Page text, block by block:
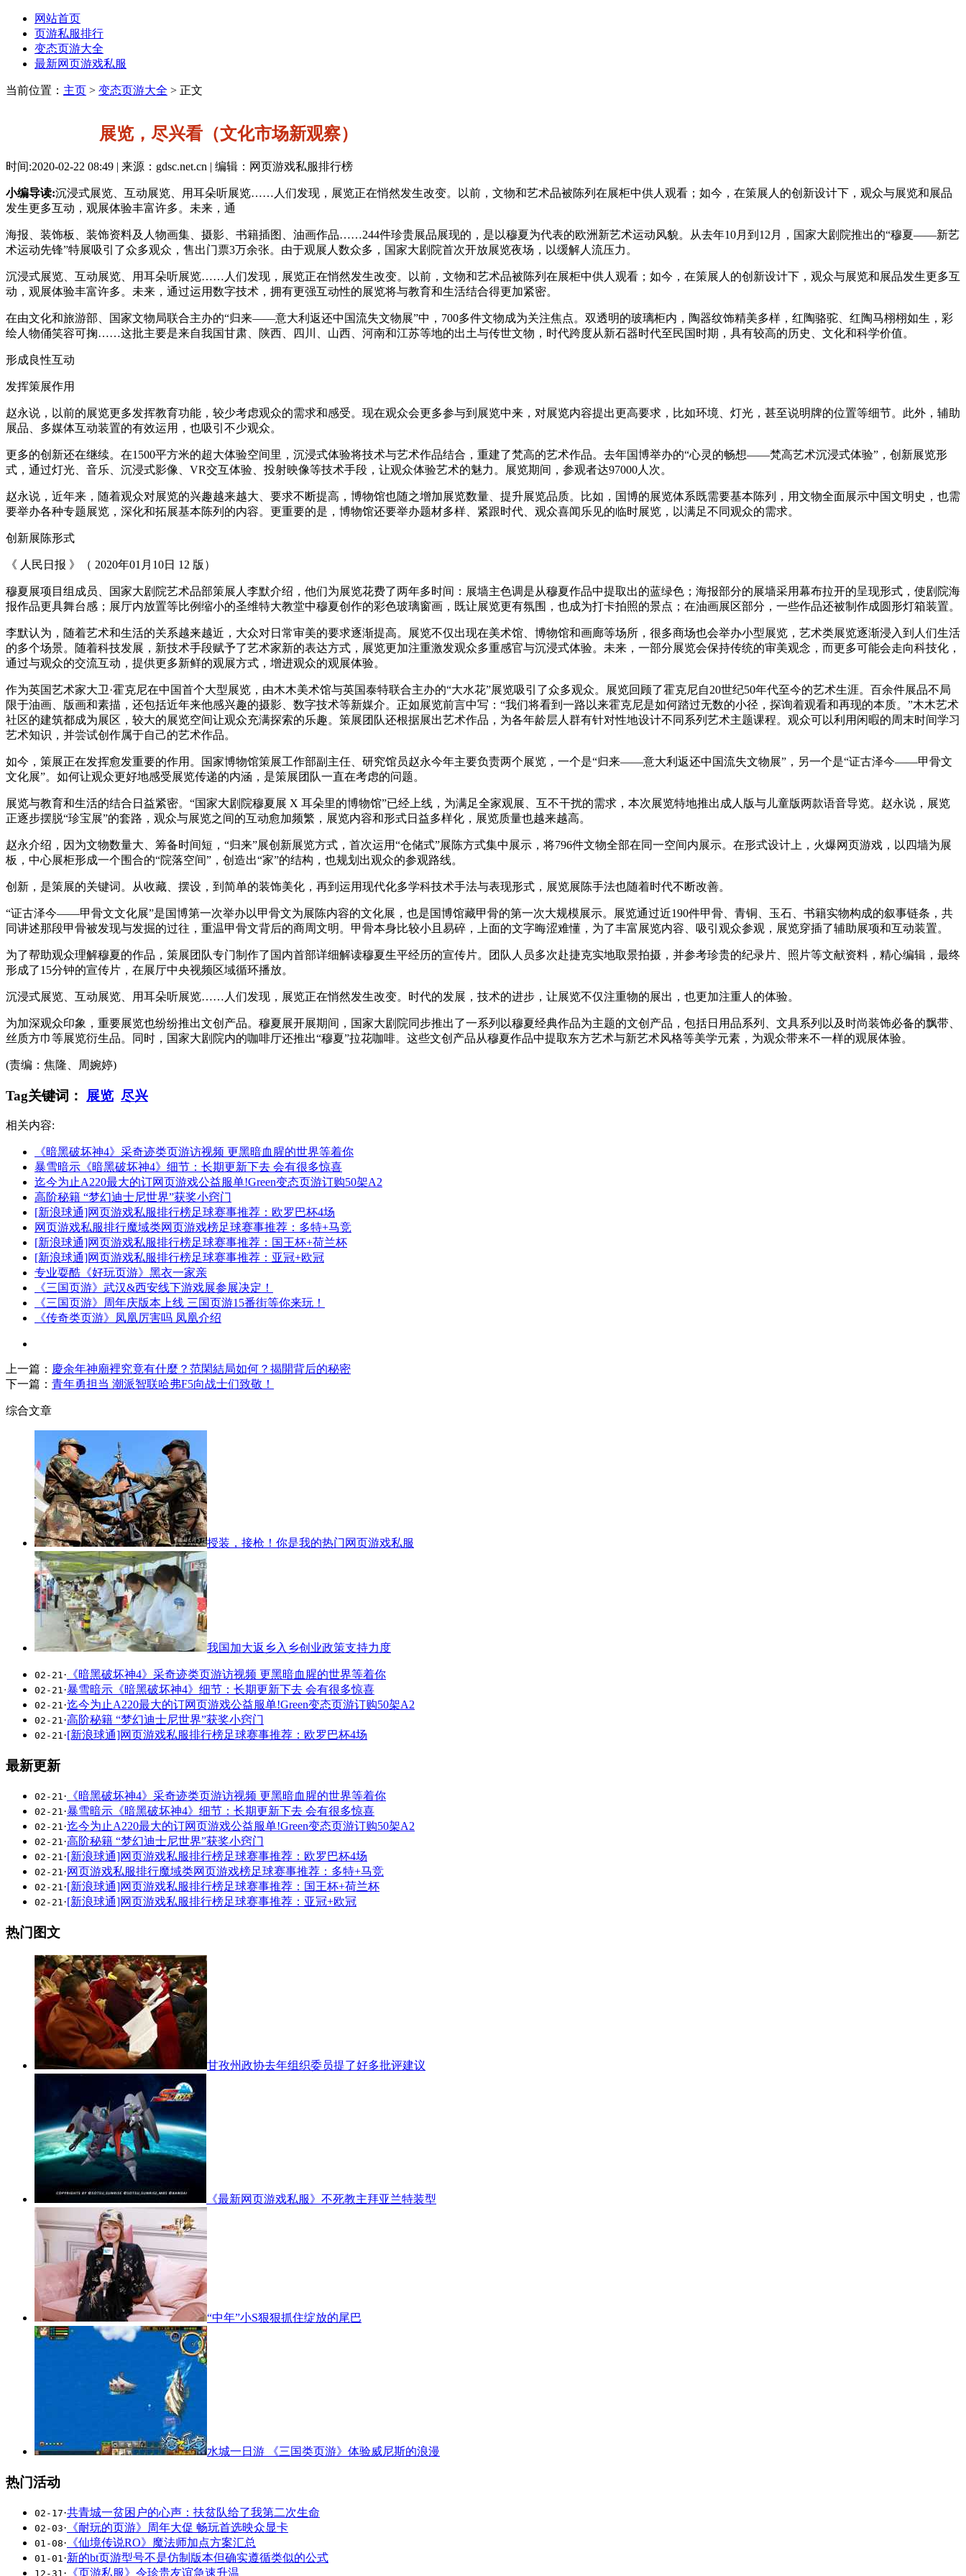
网站首页
页游私服排行
变态页游大全
最新网页游戏私服
当前位置： 主页 > 变态页游大全 > 正文
展览，尽兴看（文化市场新观察）
时间:2020-02-22 08:49 | 来源：gdsc.net.cn | 编辑：网页游戏私服排行榜
小编导读:沉浸式展览、互动展览、用耳朵听展览……人们发现，展览正在悄然发生改变。以前，文物和艺术品被陈列在展柜中供人观看；如今，在策展人的创新设计下，观众与展览和展品
发生更多互动，观展体验丰富许多。未来，通
海报、装饰板、装饰资料及人物画集、摄影、书籍插图、油画作品……244件珍贵展品展现的，是以穆夏为代表的欧洲新艺术运动风貌。从去年10月到12月，国家大剧院推出的“穆夏——新艺
术运动先锋”特展吸引了众多观众，售出门票3万余张。由于观展人数众多，国家大剧院首次开放展览夜场，以缓解人流压力。
沉浸式展览、互动展览、用耳朵听展览……人们发现，展览正在悄然发生改变。以前，文物和艺术品被陈列在展柜中供人观看；如今，在策展人的创新设计下，观众与展览和展品发生更多互
动，观展体验丰富许多。未来，通过运用数字技术，拥有更强互动性的展览将与教育和生活结合得更加紧密。
在由文化和旅游部、国家文物局联合主办的“归来——意大利返还中国流失文物展”中，700多件文物成为关注焦点。双透明的玻璃柜内，陶器纹饰精美多样，红陶骆驼、红陶马栩栩如生，彩
绘人物俑笑容可掬……这批主要是来自我国甘肃、陕西、四川、山西、河南和江苏等地的出土与传世文物，时代跨度从新石器时代至民国时期，具有较高的历史、文化和科学价值。
形成良性互动
发挥策展作用
赵永说，以前的展览更多发挥教育功能，较少考虑观众的需求和感受。现在观众会更多参与到展览中来，对展览内容提出更高要求，比如环境、灯光，甚至说明牌的位置等细节。此外，辅助
展品、多媒体互动装置的有效运用，也吸引不少观众。
更多的创新还在继续。在1500平方米的超大体验空间里，沉浸式体验将技术与艺术作品结合，重建了梵高的艺术作品。去年国博举办的“心灵的畅想——梵高艺术沉浸式体验”，创新展览形
式，通过灯光、音乐、沉浸式影像、VR交互体验、投射映像等技术手段，让观众体验艺术的魅力。展览期间，参观者达97000人次。
赵永说，近年来，随着观众对展览的兴趣越来越大、要求不断提高，博物馆也随之增加展览数量、提升展览品质。比如，国博的展览体系既需要基本陈列，用文物全面展示中国文明史，也需
要举办各种专题展览，深化和拓展基本陈列的内容。更重要的是，博物馆还要举办题材多样、紧跟时代、观众喜闻乐见的临时展览，以满足不同观众的需求。
创新展陈形式
《 人民日报 》（ 2020年01月10日 12 版）
穆夏展项目组成员、国家大剧院艺术品部策展人李默介绍，他们为展览花费了两年多时间：展墙主色调是从穆夏作品中提取出的蓝绿色；海报部分的展墙采用幕布拉开的呈现形式，使剧院海
报作品更具舞台感；展厅内放置等比例缩小的圣维特大教堂中穆夏创作的彩色玻璃窗画，既让展览更有氛围，也成为打卡拍照的景点；在油画展区部分，一些作品还被制作成圆形灯箱装置。
李默认为，随着艺术和生活的关系越来越近，大众对日常审美的要求逐渐提高。展览不仅出现在美术馆、博物馆和画廊等场所，很多商场也会举办小型展览，艺术类展览逐渐浸入到人们生活
的多个场景。随着科技发展，新技术手段赋予了艺术家新的表达方式，展览更加注重激发观众多重感官与沉浸式体验。未来，一部分展览会保持传统的审美观念，而更多可能会走向科技化，
通过与观众的交流互动，提供更多新鲜的观展方式，增进观众的观展体验。
作为英国艺术家大卫·霍克尼在中国首个大型展览，由木木美术馆与英国泰特联合主办的“大水花”展览吸引了众多观众。展览回顾了霍克尼自20世纪50年代至今的艺术生涯。百余件展品不局
限于油画、版画和素描，还包括近年来他感兴趣的摄影、数字技术等新媒介。正如展览前言中写：“我们将看到一路以来霍克尼是如何踏过无数的小径，探询着观看和再现的本质。”木木艺术
社区的建筑都成为展区，较大的展览空间让观众充满探索的乐趣。策展团队还根据展出艺术作品，为各年龄层人群有针对性地设计不同系列艺术主题课程。观众可以利用闲暇的周末时间学习
艺术知识，并尝试创作属于自己的艺术作品。
如今，策展正在发挥愈发重要的作用。国家博物馆策展工作部副主任、研究馆员赵永今年主要负责两个展览，一个是“归来——意大利返还中国流失文物展”，另一个是“证古泽今——甲骨文
文化展”。如何让观众更好地感受展览传递的内涵，是策展团队一直在考虑的问题。
展览与教育和生活的结合日益紧密。“国家大剧院穆夏展 X 耳朵里的博物馆”已经上线，为满足全家观展、互不干扰的需求，本次展览特地推出成人版与儿童版两款语音导览。赵永说，展览
正逐步摆脱“珍宝展”的套路，观众与展览之间的互动愈加频繁，展览内容和形式日益多样化，展览质量也越来越高。
赵永介绍，因为文物数量大、筹备时间短，“归来”展创新展览方式，首次运用“仓储式”展陈方式集中展示，将796件文物全部在同一空间内展示。在形式设计上，火爆网页游戏，以四墙为展
板，中心展柜形成一个围合的“院落空间”，创造出“家”的结构，也规划出观众的参观路线。
创新，是策展的关键词。从收藏、摆设，到简单的装饰美化，再到运用现代化多学科技术手法与表现形式，展览展陈手法也随着时代不断改善。
“证古泽今——甲骨文文化展”是国博第一次举办以甲骨文为展陈内容的文化展，也是国博馆藏甲骨的第一次大规模展示。展览通过近190件甲骨、青铜、玉石、书籍实物构成的叙事链条，共
同讲述那段甲骨被发现与发掘的过往，重温甲骨文背后的商周文明。甲骨本身比较小且易碎，上面的文字晦涩难懂，为了丰富展览内容、吸引观众参观，展览穿插了辅助展项和互动装置。
为了帮助观众理解穆夏的作品，策展团队专门制作了国内首部详细解读穆夏生平经历的宣传片。团队人员多次赴捷克实地取景拍摄，并参考珍贵的纪录片、照片等文献资料，精心编辑，最终
形成了15分钟的宣传片，在展厅中央视频区域循环播放。
沉浸式展览、互动展览、用耳朵听展览……人们发现，展览正在悄然发生改变。时代的发展，技术的进步，让展览不仅注重物的展出，也更加注重人的体验。
为加深观众印象，重要展览也纷纷推出文创产品。穆夏展开展期间，国家大剧院同步推出了一系列以穆夏经典作品为主题的文创产品，包括日用品系列、文具系列以及时尚装饰必备的飘带、
丝质方巾等展览衍生品。同时，国家大剧院内的咖啡厅还推出“穆夏”拉花咖啡。这些文创产品从穆夏作品中提取东方艺术与新艺术风格等美学元素，为观众带来不一样的观展体验。
(责编：焦隆、周婉婷)
Tag关键词： 展览 尽兴
相关内容:
《暗黑破坏神4》采奇迹类页游访视频 更黑暗血腥的世界等着你
暴雪暗示《暗黑破坏神4》细节：长期更新下去 会有很多惊喜
迄今为止A220最大的订网页游戏公益服单!Green变态页游订购50架A2
高阶秘籍 “梦幻迪士尼世界”获奖小窍门
[新浪球通]网页游戏私服排行榜足球赛事推荐：欧罗巴杯4场
网页游戏私服排行魔域类网页游戏榜足球赛事推荐：多特+马竞
[新浪球通]网页游戏私服排行榜足球赛事推荐：国王杯+荷兰杯
[新浪球通]网页游戏私服排行榜足球赛事推荐：亚冠+欧冠
专业耍酷《好玩页游》黑衣一家亲
《三国页游》武汉&西安线下游戏展参展决定！
《三国页游》周年庆版本上线 三国页游15番街等你来玩！
《传奇类页游》凤凰厉害吗 凤凰介绍
上一篇： 慶余年神廟裡究竟有什麼？范閑結局如何？揭開背后的秘密
下一篇： 青年勇担当 潮派智联哈弗F5向战士们致敬！
综合文章
授装，接枪！你是我的热门网页游戏私服
我国加大返乡入乡创业政策支持力度
02-21· 《暗黑破坏神4》采奇迹类页游访视频 更黑暗血腥的世界等着你
02-21·暴雪暗示《暗黑破坏神4》细节：长期更新下去 会有很多惊喜
02-21·迄今为止A220最大的订网页游戏公益服单!Green变态页游订购50架A2
02-21·高阶秘籍 “梦幻迪士尼世界”获奖小窍门
02-21·[新浪球通]网页游戏私服排行榜足球赛事推荐：欧罗巴杯4场
最新更新
02-21 · 《暗黑破坏神4》采奇迹类页游访视频 更黑暗血腥的世界等着你
02-21 ·暴雪暗示《暗黑破坏神4》细节：长期更新下去 会有很多惊喜
02-21 ·迄今为止A220最大的订网页游戏公益服单!Green变态页游订购50架A2
02-21 ·高阶秘籍 “梦幻迪士尼世界”获奖小窍门
02-21 ·[新浪球通]网页游戏私服排行榜足球赛事推荐：欧罗巴杯4场
02-21 ·网页游戏私服排行魔域类网页游戏榜足球赛事推荐：多特+马竞
02-21 ·[新浪球通]网页游戏私服排行榜足球赛事推荐：国王杯+荷兰杯
02-21 ·[新浪球通]网页游戏私服排行榜足球赛事推荐：亚冠+欧冠
热门图文
甘孜州政协去年组织委员提了好多批评建议
《最新网页游戏私服》不死教主拜亚兰特装型
“中年”小S狠狠抓住绽放的尾巴
水城一日游 《三国类页游》体验威尼斯的浪漫
热门活动
02-17·共青城一贫困户的心声：扶贫队给了我第二次生命
02-03· 《耐玩的页游》周年大促 畅玩首选映众显卡
01-08· 《仙境传说RO》魔法师加点方案汇总
01-01 ·新的bt页游型号不是仿制版本但确实遵循类似的公式
12-31 · 《页游私服》令珍贵友谊急速升温